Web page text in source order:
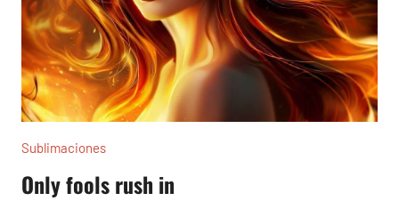
Sublimaciones
Only fools rush in